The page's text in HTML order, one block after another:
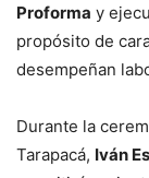
Proforma y
propósito de
desempeñan
Durante la
Tarapacá, Iván